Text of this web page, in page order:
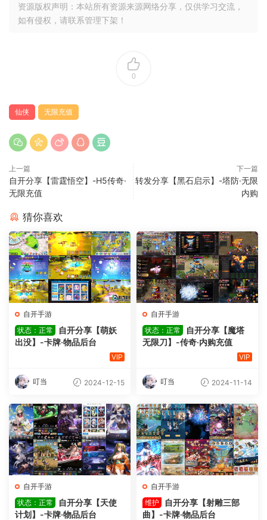
资源版权声明：本站所有资源来源网络分享，仅供学习交流，
如有侵权，请联系管理下架！
0
仙侠 无限充值
上一篇
自开分享【雷霆悟空】-H5传奇·
无限充值
下一篇
转发分享【黑石启示】-塔防·无限
内购
猜你喜欢
自开手游
状态：正常
自开分享【萌妖
出没】-卡牌·物品后台
VIP
叮当 2024-12-15
自开手游
状态：正常
自开分享【魔塔
无限刀】-传奇·内购充值
VIP
叮当 2024-11-14
自开手游
状态：正常
自开分享【天使
计划】-卡牌·物品后台
自开手游
维护
自开分享【射雕三部
曲】-卡牌·物品后台